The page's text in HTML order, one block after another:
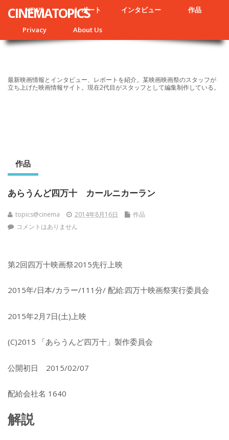
NEWS レポート インタビュー 作品
Privacy About Us
CINEMATOPICS
最新映画情報とインタビュー、レポートを紹介。某映画映画祭のスタッフが
立ち上げた映画情報サイト。現在2代目がスタッフとして編集制作している。
作品
あらうんど四万十 カールニカーラン
topics@cinema 2014年8月16日
作品
コメントはありません
第2回四万十映画祭2015先行上映
2015年/日本/カラー/111分/ 配給:四万十映画祭実行委員会
2015年2月7日(土)上映
(C)2015 「あらうんど四万十」製作委員会
公開初日 2015/02/07
配給会社名 1640
解説